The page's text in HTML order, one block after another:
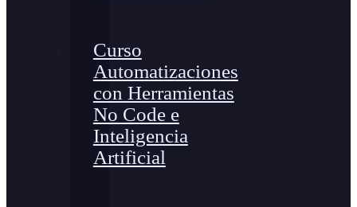
Curso
Automatizaciones
con Herramientas
No Code e
Inteligencia
Artificial